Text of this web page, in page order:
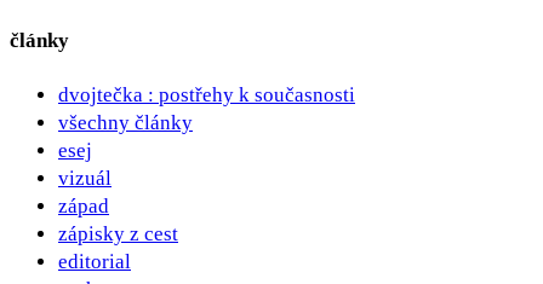
články
dvojtečka : postřehy k současnosti
všechny články
esej
vizuál
západ
zápisky z cest
editorial